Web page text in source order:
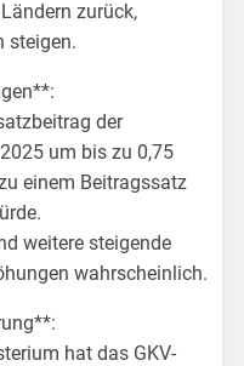
zurück,
steigen.
der
um bis zu 0,75
einem Beitragssatz
weitere steigende
wahrscheinlich.
hat das GKV-